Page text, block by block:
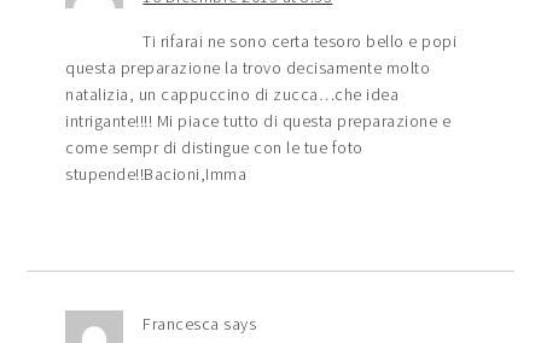
Ti rifarai ne sono certa tesoro bello e popi
questa preparazione la trovo decisamente molto
natalizia, un cappuccino di zucca…che idea
intrigante!!!! Mi piace tutto di questa preparazione e
come sempr di distingue con le tue foto
stupende!!Bacioni,Imma
Francesca says